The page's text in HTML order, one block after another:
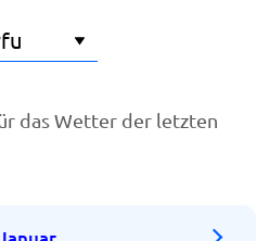
das Wetter der letzten